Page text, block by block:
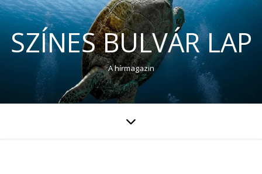
SZÍNES BULVÁR LAP
A hírmagazin